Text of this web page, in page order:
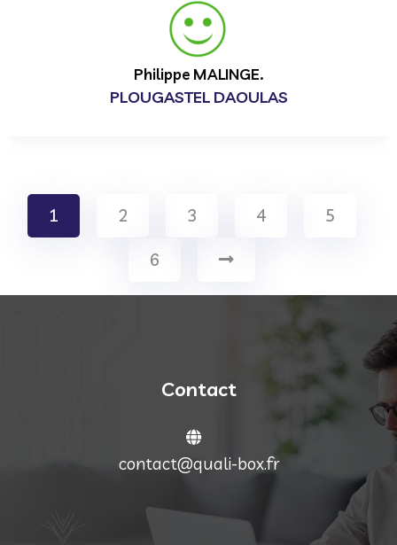
Philippe MALINGE.
PLOUGASTEL DAOULAS
1 2 3 4 5
6
Contact
contact@quali-box.fr